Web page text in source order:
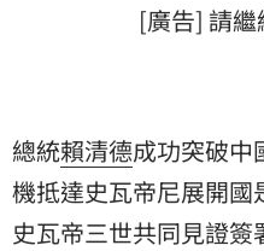
[廣告] 請
總統賴清德成功突破中
機抵達史瓦帝尼展開
史瓦帝三世共同見證簽